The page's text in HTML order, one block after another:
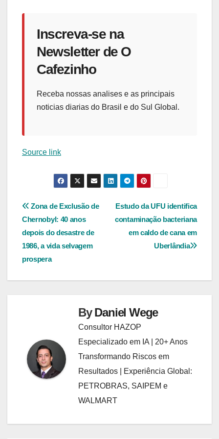
Inscreva-se na
Newsletter de O
Cafezinho
Receba nossas analises e as principais
noticias diarias do Brasil e do Sul Global.
Source link
Navegação
de
Post
Estudo da UFU identifica
contaminação bacteriana
em caldo de cana em
Uberlândia
Zona de Exclusão de
Chernobyl: 40 anos
depois do desastre de
1986, a vida selvagem
prospera
ByDaniel Wege
Consultor HAZOP
Especializado em IA | 20+ Anos
Transformando Riscos em
Resultados | Experiência Global:
PETROBRAS, SAIPEM e
WALMART